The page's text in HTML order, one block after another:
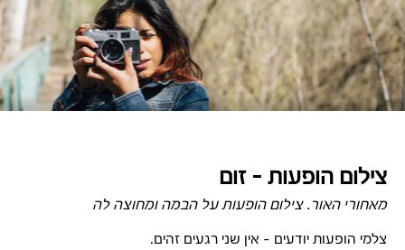
צילום הופעות – זום
מאחורי האור. צילום הופעות על הבמה ומחוצה לה
צלמי הופעות יודעים – אין שני רגעים זהים.